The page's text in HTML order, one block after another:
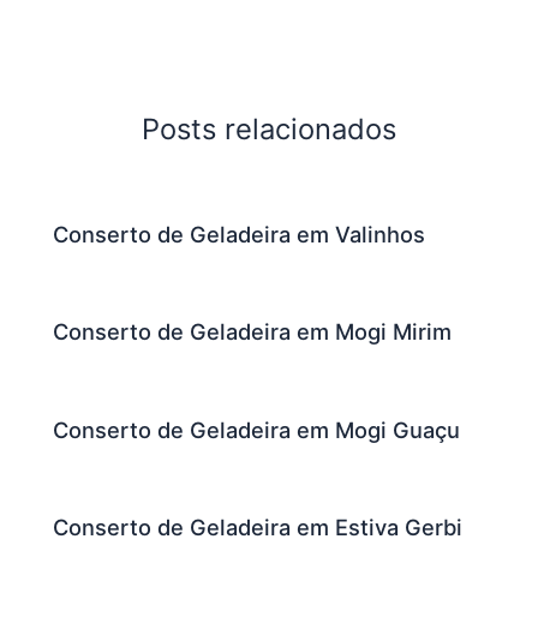
Posts relacionados
Conserto de Geladeira em Valinhos
Conserto de Geladeira em Mogi Mirim
Conserto de Geladeira em Mogi Guaçu
Conserto de Geladeira em Estiva Gerbi